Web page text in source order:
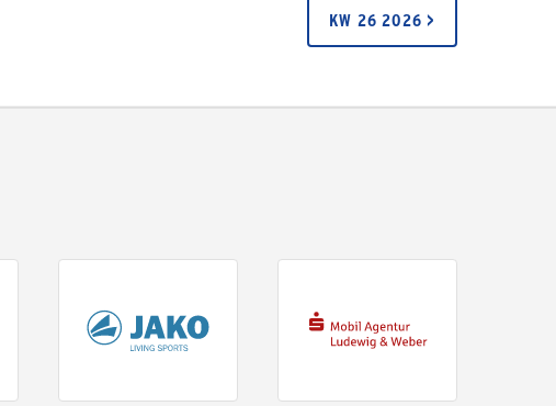
KW 26 2026 >